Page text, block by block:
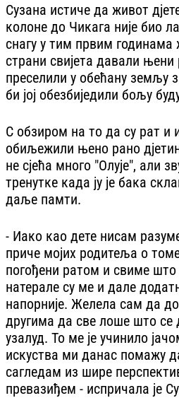
Сузана истиче да живот
колоне до Чикага није био
снагу у тим првим годинама
страни свијета давали њени
преселили у обећану земљу
би јој обезбиједили бољу
С обзиром на то да су рат и
обиљежили њено рано
не сјећа много "Олује", али
тренутке када ју је бака
даље памти.
- Иако као дете нисам
приче мојих родитеља о
погођени ратом и свиме
натерале су ме и дале
напорније. Желела сам да
другима да све лоше што се
узалуд. То ме је учинило
искуства ми данас помажу
сагледам из шире
превазиђем - испричала је